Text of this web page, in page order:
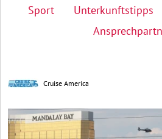
Sport
Unterkunftstipps
Cruise America